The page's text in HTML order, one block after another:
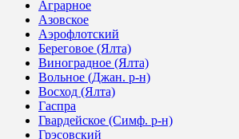
Аграрное
Азовское
Аэрофлотский
Береговое (Ялта)
Виноградное (Ялта)
Вольное (Джан. р-н)
Восход (Ялта)
Гаспра
Гвардейское (Симф. р-н)
Грэсовский